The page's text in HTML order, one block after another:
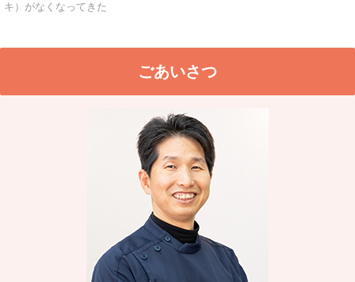
キ）がなくなってきた
ごあいさつ